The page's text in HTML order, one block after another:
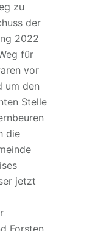
zu
der
2022
für
vor
um den
Stelle
die
jetzt
Forsten